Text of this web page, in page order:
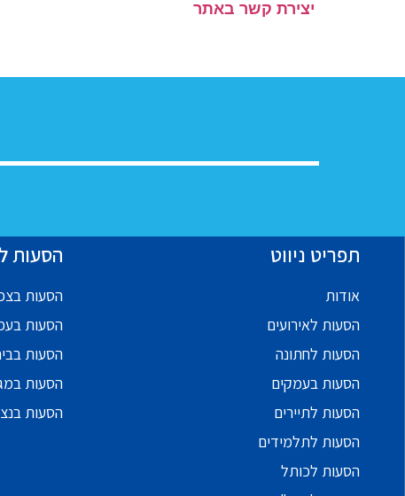
יצירת קשר באתר
תפריט ניווט
אודות
הסעות לאירועים
הסעות לחתונה
הסעות בעמקים
הסעות לתיירים
הסעות לתלמידים
הסעות לכותל
הסעות
הסעות
הסעות
הסעות
הסעות
הסעות